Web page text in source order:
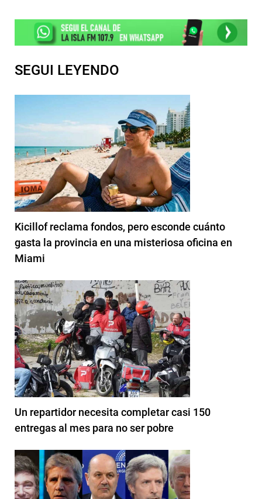
SEGUI LEYENDO
Kicillof reclama fondos, pero esconde cuánto
gasta la provincia en una misteriosa oficina en
Miami
Un repartidor necesita completar casi 150
entregas al mes para no ser pobre